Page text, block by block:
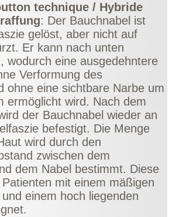
technique / Hybride
: Der Bauchnabel ist
gelöst, aber nicht auf
Er kann nach unten
wodurch eine ausgedehntere
Verformung des
ohne eine sichtbare Narbe um
ermöglicht wird. Nach dem
der Bauchnabel wieder an
befestigt. Die Menge
wird durch den
zwischen dem
dem Nabel bestimmt. Diese
mit einem mäßigen
einem hoch liegenden